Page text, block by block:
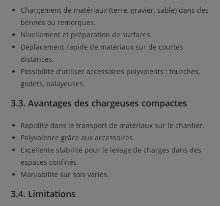
Chargement de matériaux (terre, gravier, sable) dans des
bennes ou remorques.
Nivellement et préparation de surfaces.
Déplacement rapide de matériaux sur de courtes
distances.
Possibilité d’utiliser accessoires polyvalents : fourches,
godets, balayeuses.
3.3. Avantages des chargeuses compactes
Rapidité dans le transport de matériaux sur le chantier.
Polyvalence grâce aux accessoires.
Excellente stabilité pour le levage de charges dans des
espaces confinés.
Maniabilité sur sols variés.
3.4. Limitations